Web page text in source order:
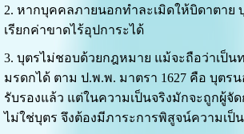
2. หากบุคคลภายนอกทำละเมิดให้บิดาตาย
เรียกค่าขาดไร้อุปการะได้
3. บุตรไม่ชอบด้วยกฎหมาย แม้จะถือว่าเป็
มรดกได้ ตาม ป.พ.พ. มาตรา 1627 คือ บุตร
รับรองแล้ว แต่ในความเป็นจริงมักจะถูกผู้จั
ไม่ใช่บุตร จึงต้องมีภาระการพิสูจน์ความเป็